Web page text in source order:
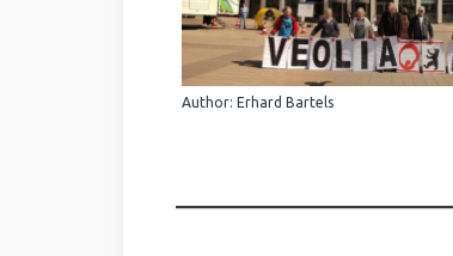
Author: Erhard Bartels